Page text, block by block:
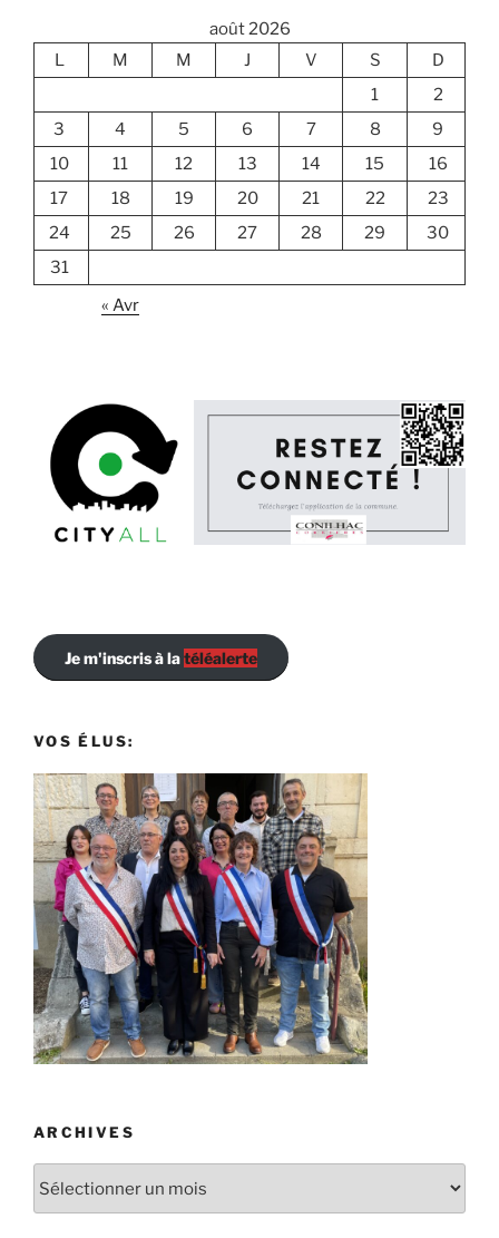
août 2026
L
M M J V S
D
1
2
3
4 5 6 7 8
9
10
11 12 13 14 15
16
17
18 19 20 21 22
23
24
25 26 27 28 29
30
31
« Avr
Je m'inscris à latéléalerte
VOS ÉLUS:
ARCHIVES